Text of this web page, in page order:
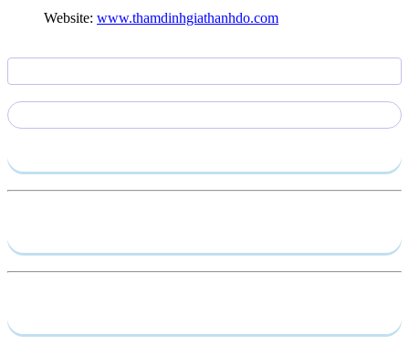
Website: www.thamdinhgiathanhdo.com